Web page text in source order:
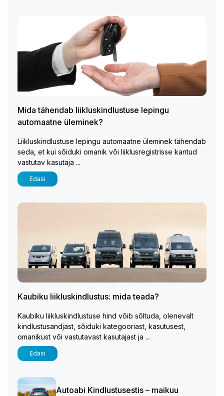
Mida tähendab liikluskindlustuse lepingu
automaatne üleminek?
Liikluskindlustuse lepingu automaatne üleminek tähendab
seda, et kui sõiduki omanik või liiklusregistrisse kantud
vastutav kasutaja ...
Edasi
Kaubiku liikluskindlustus: mida teada?
Kaubiku liikluskindlustuse hind võib sõltuda, olenevalt
kindlustusandjast, sõiduki kategooriast, kasutusest,
omanikust või vastutavast kasutajast ja ...
Edasi
Autoabi Kindlustusestis – maikuu